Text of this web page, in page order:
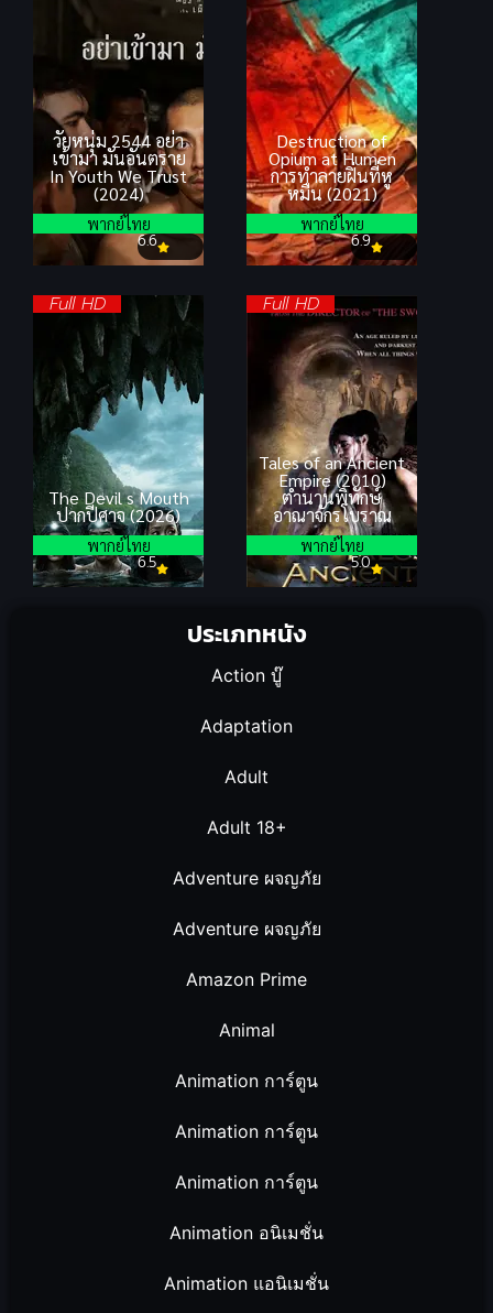
ประเภทหนัง
Action บู๊
Adaptation
Adult
Adult 18+
Adventure ผจญภัย
Adventure ผจญภัย
Amazon Prime
Animal
Animation การ์ตูน
Animation การ์ตูน
Animation การ์ตูน
Animation อนิเมชั่น
Animation แอนิเมชั่น
วัยหนุ่ม 2544 อย่า
เข้ามา มันอันตราย
In Youth We Trust
(2024)
6.6
พากย์ไทย
Destruction of
Opium at Humen
การทำลายฝิ่นที่หู
หมืน (2021)
6.9
พากย์ไทย
Full HD
The Devil s Mouth
ปากปีศาจ (2026)
6.5
พากย์ไทย
Full HD
Tales of an Ancient
Empire (2010)
ตำนานพิทักษ์
อาณาจักรโบราณ
5.0
พากย์ไทย